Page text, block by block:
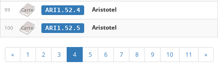
99 Carte ARI1.52.4 Aristotel
100 Carte ARI1.52.5 Aristotel
« 1 2 3 4 5 6 7 8 9 10 11 »